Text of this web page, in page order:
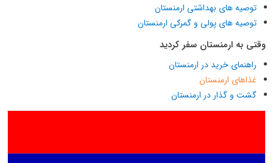
توصیه های بهداشتی ارمنستان
توصیه های پولی و گمرکی ارمنستان
وقتی به ارمنستان سفر کردید
راهنمای خرید در ارمنستان
غذاهای ارمنستان
گشت و گذار در ارمنستان